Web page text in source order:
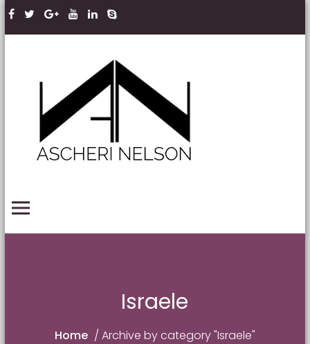
Skip to content
Israele
Home / Archive by category "Israele"